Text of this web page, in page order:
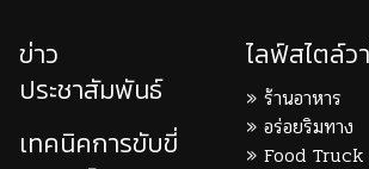
ข่าว
ประชาสัมพันธ์
เทคนิคการขับขี่
ไลฟ์สไตล์ว
ร้านอาหาร
อร่อยริมทาง
Food Truck